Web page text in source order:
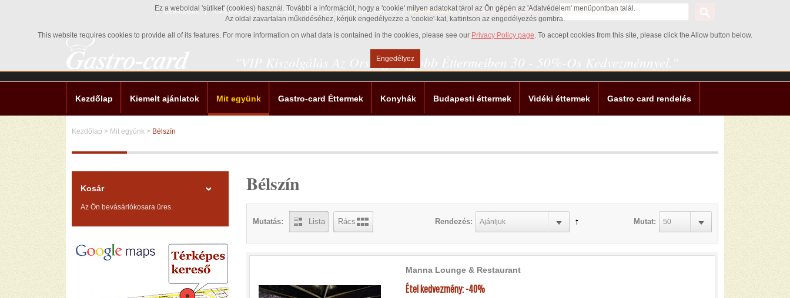
Ez a weboldal 'sütiket' (cookies) használ. További a információt, hogy a 'cookie' milyen adatokat tárol az Ön gépén az 'Adatvédelem' menüpontban talál.
Az oldal zavartalan működéséhez, kérjük engedélyezze a 'cookie'-kat, kattintson az engedélyezés gombra.
This website requires cookies to provide all of its features. For more information on what data is contained in the cookies, please see our Privacy Policy page. To accept cookies from this site, please click the Allow button below.
Engedélyez
KÁRTYA ELLENŐRZŐ
Beállítások Kívánságlistám Kosár Pénztár Térképes kereső Bejelentkezés
"VIP Kiszolgálás Az Ország Legjobb Éttermeiben 30 - 50%-Os Kedvezménnyel."
Kezdőlap Kiemelt ajánlatok Mit együnk Gastro-card Éttermek Konyhák Budapesti éttermek Vidéki éttermek Gastro card rendelés
Kezdőlap > Mit együnk > Bélszín
Bélszín
Mutatás: Lista Rács Rendezés: Ajánljuk Mutat: 50
Manna Lounge & Restaurant
Étel kedvezmény: -40%
Kosár
Az Ön bevásárlókosara üres.